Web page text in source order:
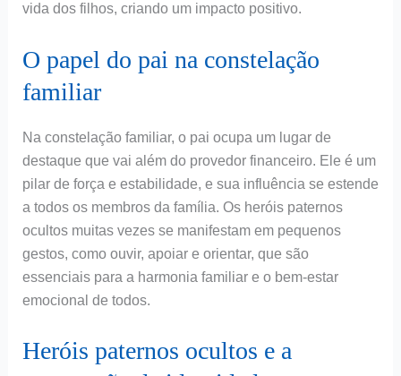
vida dos filhos, criando um impacto positivo.
O papel do pai na constelação
familiar
Na constelação familiar, o pai ocupa um lugar de
destaque que vai além do provedor financeiro. Ele é um
pilar de força e estabilidade, e sua influência se estende
a todos os membros da família. Os heróis paternos
ocultos muitas vezes se manifestam em pequenos
gestos, como ouvir, apoiar e orientar, que são
essenciais para a harmonia familiar e o bem-estar
emocional de todos.
Heróis paternos ocultos e a